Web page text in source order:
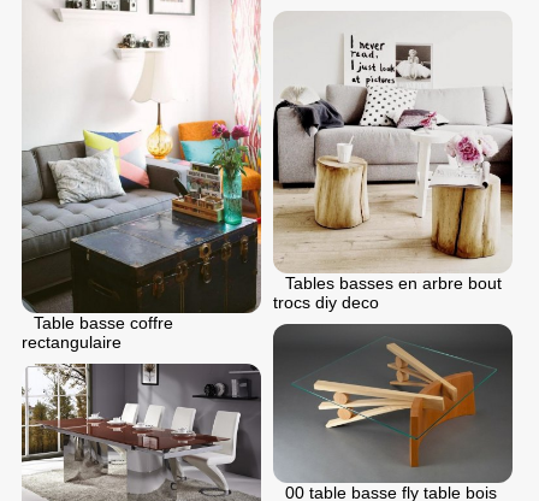
Table basse coffre
rectangulaire
Tables basses en arbre bout
trocs diy deco
00 table basse fly table bois